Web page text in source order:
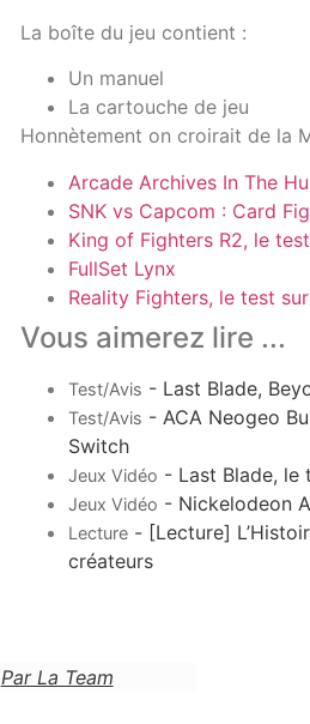
La boîte du jeu contient :
Un manuel
La cartouche de jeu
Honnètement on croirait de la
Arcade Archives In The
SNK vs Capcom : Card
King of Fighters R2, le
FullSet Lynx
Reality Fighters, le test
Vous aimerez lire ...
Test/Avis - Last Blade,
Test/Avis - ACA Neogeo
Switch
Jeux Vidéo - Last Blade, le
Jeux Vidéo - Nickelodeon
Lecture - [Lecture]
créateurs
Par La Team